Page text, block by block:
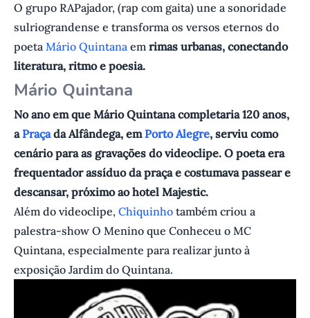
O grupo RAPajador, (rap com gaita) une a sonoridade
sulriograndense e transforma os versos eternos do
poeta Mário Quintana em rimas urbanas, conectando
literatura, ritmo e poesia.
M ário Quintana
No ano em que Mário Quintana completaria 120 anos,
aPraçada Alfândega, emPorto Alegre, serviu como
cenário para as gravações do videoclipe. O poeta era
frequentador assíduo da praça e costumava passear e
descansar, próximo ao hotel Majestic.
Além do videoclipe, Chiquinho também criou a
palestra-show O Menino que Conheceu o MC
Quintana, especialmente para realizar junto à
exposição Jardim do Quintana.